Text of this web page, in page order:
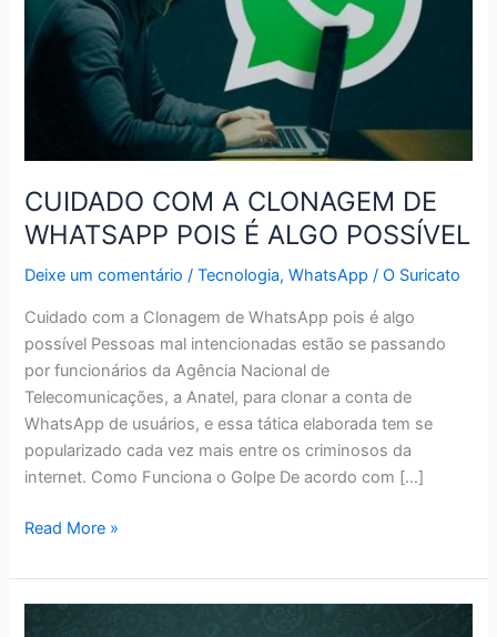
CUIDADO COM A CLONAGEM DE
WHATSAPP POIS É ALGO POSSÍVEL
Deixe um comentário /Tecnologia,WhatsApp /O Suricato
Cuidado com a Clonagem de WhatsApp pois é algo
possível Pessoas mal intencionadas estão se passando
por funcionários da Agência Nacional de
Telecomunicações, a Anatel, para clonar a conta de
WhatsApp de usuários, e essa tática elaborada tem se
popularizado cada vez mais entre os criminosos da
internet. Como Funciona o Golpe De acordo com […]
CUIDADO
A
CLONAGEM
Read More »